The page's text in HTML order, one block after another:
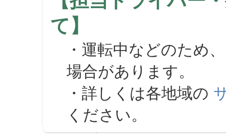
て】
・運転中などのため
場合があります。
・詳しくは各地域の
ください。